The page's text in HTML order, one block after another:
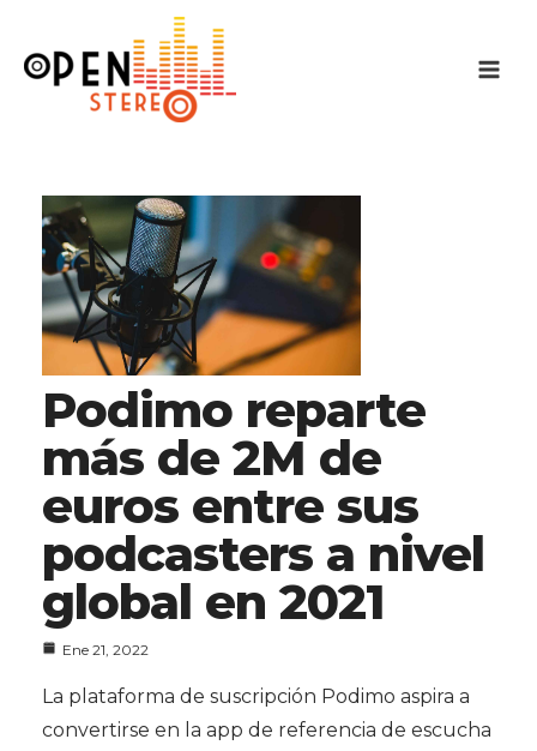
contenido
Podimo reparte
más de 2M de
euros entre sus
podcasters a nivel
global en 2021
Ene 21, 2022
La plataforma de suscripción Podimo aspira a
convertirse en la app de referencia de escucha